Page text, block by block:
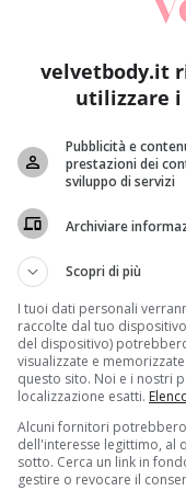
Il
allarmante in
Escherichia
si segnalava
digerente
nazionale più
classica
nota definisce
allerta rapido
al servizio
velvetbody.it
utilizzare
Pubblicità e
prestazioni dei
sviluppo di servizi
Archiviare
Scopri di più
I tuoi dati personali
raccolte dal tuo
del dispositivo)
visualizzate e
questo sito. Noi e i nostri
localizzazione esatti.
Alcuni fornitori
dell'interesse legittimo, al
sotto. Cerca un link in
gestire o revocare il